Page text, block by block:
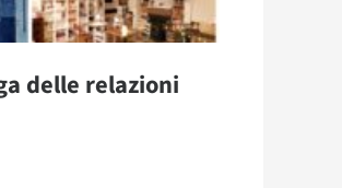
delle relazioni